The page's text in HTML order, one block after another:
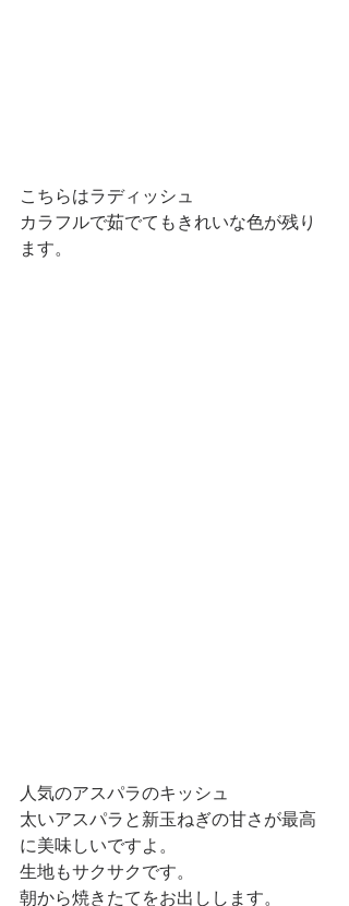
こちらはラディッシュ
カラフルで茹でてもきれいな色が残り
ます。
人気のアスパラのキッシュ
太いアスパラと新玉ねぎの甘さが最高
に美味しいですよ。
生地もサクサクです。
朝から焼きたてをお出しします。